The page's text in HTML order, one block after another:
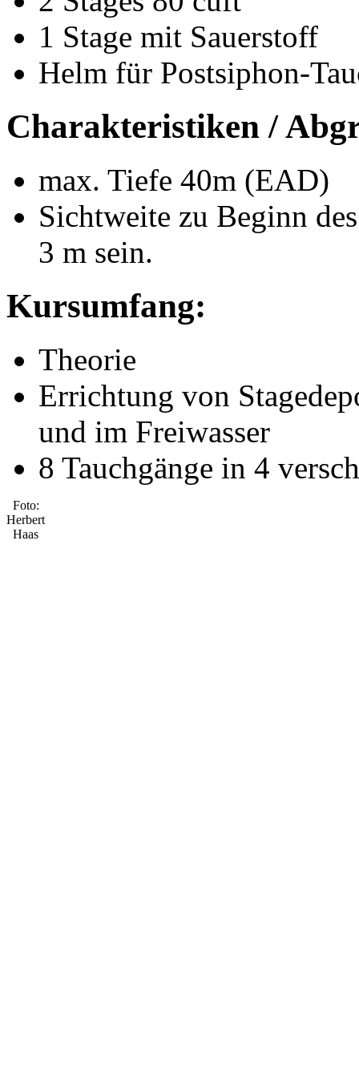
1 Stage mit Sauerstoff
Helm für Postsiphon-
Charakteristiken /
max. Tiefe 40m (EAD)
Sichtweite zu Beginn
3 m sein.
Kursumfang:
Theorie
Errichtung von
und im Freiwasser
8 Tauchgänge in 4
Foto:
Herbert
Haas